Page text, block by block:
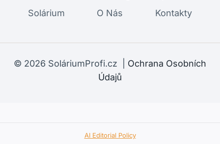
Solárium
O Nás Kontakty
© 2026 SoláriumProfi.cz | Ochrana Osobních
Údajů
AI Editorial Policy